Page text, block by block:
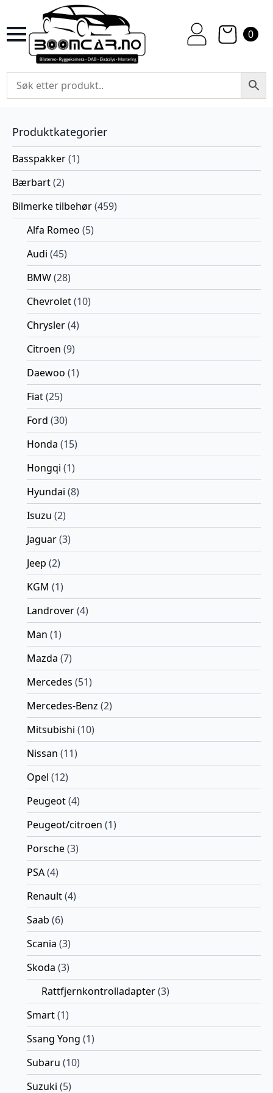
0
Produktkategorier
Basspakker(1)
Bærbart(2)
Bilmerke tilbehør(459)
Alfa Romeo (5)
Audi (45)
BMW(28)
Chevrolet(10)
Chrysler(4)
Citroen (9)
Daewoo (1)
Fiat(25)
Ford (30)
Honda (15)
Hongqi (1)
Hyundai (8)
Isuzu (2)
Jaguar(3)
Jeep (2)
KGM (1)
Landrover(4)
Man (1)
Mazda (7)
Mercedes (51)
Mercedes-Benz (2)
Mitsubishi (10)
Nissan (11)
Opel (12)
Peugeot(4)
Peugeot/citroen (1)
Porsche(3)
PSA(4)
Renault(4)
Saab (6)
Scania (3)
Skoda (3)
Rattfjernkontrolladapter(3)
Smart(1)
Ssang Yong (1)
Subaru (10)
Suzuki (5)